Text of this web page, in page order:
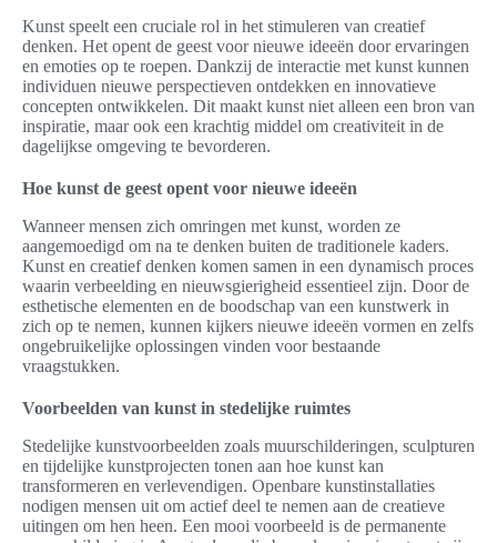
Kunst speelt een cruciale rol in het stimuleren van creatief
denken. Het opent de geest voor nieuwe ideeën door ervaringen
en emoties op te roepen. Dankzij de interactie met kunst kunnen
individuen nieuwe perspectieven ontdekken en innovatieve
concepten ontwikkelen. Dit maakt kunst niet alleen een bron van
inspiratie, maar ook een krachtig middel om creativiteit in de
dagelijkse omgeving te bevorderen.
Hoe kunst de geest opent voor nieuwe ideeën
Wanneer mensen zich omringen met kunst, worden ze
aangemoedigd om na te denken buiten de traditionele kaders.
Kunst en creatief denken komen samen in een dynamisch proces
waarin verbeelding en nieuwsgierigheid essentieel zijn. Door de
esthetische elementen en de boodschap van een kunstwerk in
zich op te nemen, kunnen kijkers nieuwe ideeën vormen en zelfs
ongebruikelijke oplossingen vinden voor bestaande
vraagstukken.
Voorbeelden van kunst in stedelijke ruimtes
Stedelijke kunstvoorbeelden zoals muurschilderingen, sculpturen
en tijdelijke kunstprojecten tonen aan hoe kunst kan
transformeren en verlevendigen. Openbare kunstinstallaties
nodigen mensen uit om actief deel te nemen aan de creatieve
uitingen om hen heen. Een mooi voorbeeld is de permanente